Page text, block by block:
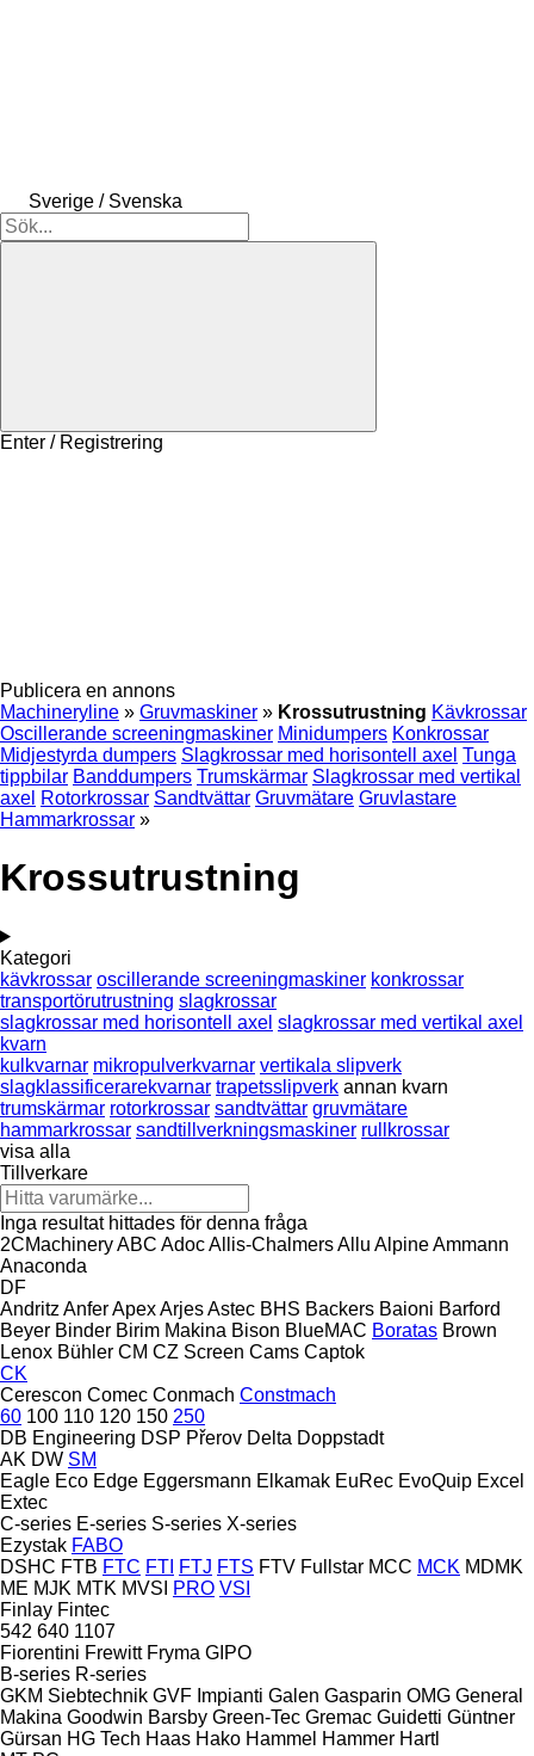
Sverige / Svenska
Enter / Registrering
Publicera en annons
Machineryline » Gruvmaskiner » Krossutrustning Kävkrossar
Oscillerande screeningmaskiner Minidumpers Konkrossar
Midjestyrda dumpers Slagkrossar med horisontell axel Tunga
tippbilar Banddumpers Trumskärmar Slagkrossar med vertikal
axel Rotorkrossar Sandtvättar Gruvmätare Gruvlastare
Hammarkrossar »
Krossutrustning
Kategori
kävkrossar oscillerande screeningmaskiner konkrossar
transportörutrustning slagkrossar
slagkrossar med horisontell axel slagkrossar med vertikal axel
kvarn
kulkvarnar mikropulverkvarnar vertikala slipverk
slagklassificerarekvarnar trapetsslipverk annan kvarn
trumskärmar rotorkrossar sandtvättar gruvmätare
hammarkrossar sandtillverkningsmaskiner rullkrossar
visa alla
Tillverkare
Inga resultat hittades för denna fråga
2CMachineryABC AdocAllis-ChalmersAllu AlpineAmmann
Anaconda
DF
Andritz AnferApexArjesAstec BHS Backers Baioni Barford
Beyer Binder Birim Makina Bison BlueMAC Boratas Brown
Lenox Bühler CM CZ Screen Cams Captok
CK
Cerescon Comec Conmach Constmach
60 100 110 120 150 250
DB Engineering DSP Přerov Delta Doppstadt
AK DW SM
Eagle Eco Edge Eggersmann Elkamak EuRec EvoQuip Excel
Extec
C-series E-series S-series X-series
Ezystak FABO
DSHC FTB FTC FTI FTJ FTS FTV Fullstar MCC MCK MDMK
ME MJK MTK MVSI PRO VSI
Finlay Fintec
542 640 1107
Fiorentini Frewitt Fryma GIPO
B-series R-series
GKM Siebtechnik GVF Impianti Galen Gasparin OMG General
Makina Goodwin Barsby Green-Tec Gremac Guidetti Güntner
Gürsan HG Tech Haas Hako Hammel Hammer Hartl